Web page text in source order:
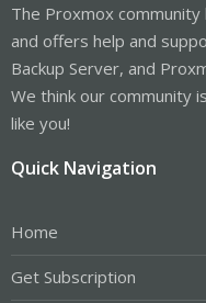
The Proxmox
and offers help and
Backup Server, and
We think our community
like you!
Quick Navigation
Home
Get Subscription